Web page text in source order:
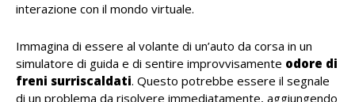
interazione con il mondo virtuale.
Immagina di essere al volante di un’auto da corsa in un
simulatore di guida e di sentire improvvisamente odore di
freni surriscaldati. Questo potrebbe essere il segnale
di un problema da risolvere immediatamente, aggiungendo